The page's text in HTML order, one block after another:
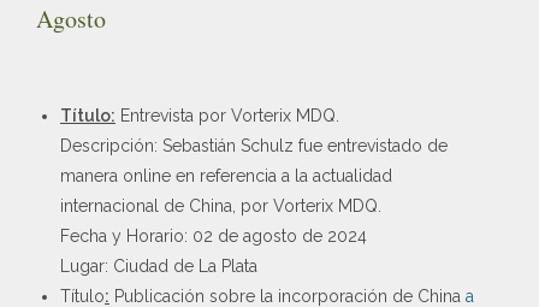
Agosto
Título: Entrevista por Vorterix MDQ.
Descripción: Sebastián Schulz fue entrevistado de
manera online en referencia a la actualidad
internacional de China, por Vorterix MDQ.
Fecha y Horario: 02 de agosto de 2024
Lugar: Ciudad de La Plata
Título: Publicación sobre la incorporación de China a